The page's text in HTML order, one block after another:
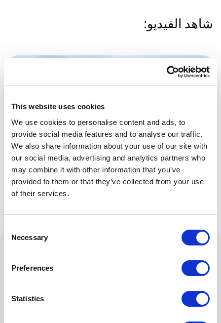
This website uses cookies
We use cookies to personalise content and ads, to
provide social media features and to analyse our traffic.
We also share information about your use of our site with
our social media, advertising and analytics partners who
may combine it with other information that you’ve
provided to them or that they’ve collected from your use
of their services.
Selection
Necessary
Preferences
Statistics
شاهد الفيديو:
محتوى ذو صلة